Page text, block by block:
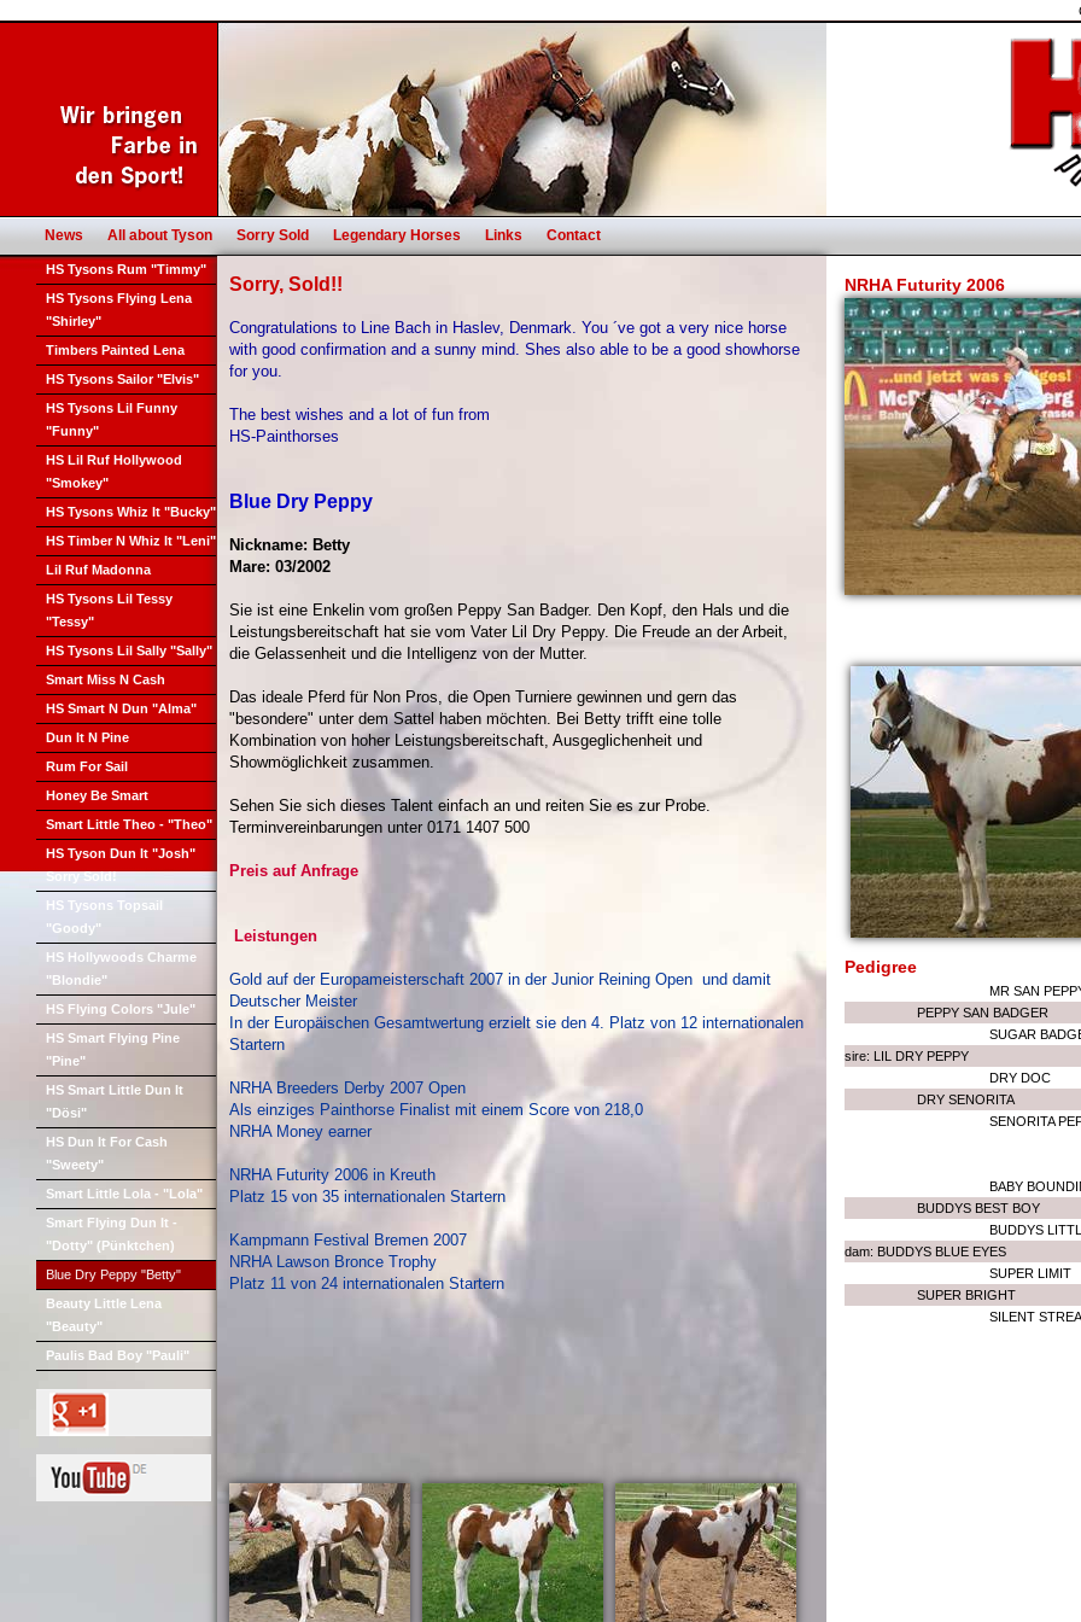
News All about Tyson Sorry Sold Legendary Horses Links Contact
HS Tysons Rum "Timmy"
HS Tysons Flying Lena
"Shirley"
Timbers Painted Lena
HS Tysons Sailor "Elvis"
HS Tysons Lil Funny
"Funny"
HS Lil Ruf Hollywood
"Smokey"
HS Tysons Whiz It "Bucky"
HS Timber N Whiz It "Leni"
Lil Ruf Madonna
HS Tysons Lil Tessy
"Tessy"
HS Tysons Lil Sally "Sally"
Smart Miss N Cash
HS Smart N Dun "Alma"
Dun It N Pine
Rum For Sail
Honey Be Smart
Smart Little Theo - "Theo"
HS Tyson Dun It "Josh"
Sorry Sold!
HS Tysons Topsail
"Goody"
HS Hollywoods Charme
"Blondie"
HS Flying Colors "Jule"
HS Smart Flying Pine
"Pine"
HS Smart Little Dun It
"Dösi"
HS Dun It For Cash
"Sweety"
Smart Little Lola - "Lola"
Smart Flying Dun It -
"Dotty" (Pünktchen)
Blue Dry Peppy "Betty"
Beauty Little Lena
"Beauty"
Paulis Bad Boy "Pauli"
Sorry, Sold!!
Congratulations to Line Bach in Haslev, Denmark. You ´ve got a very nice horse
with good confirmation and a sunny mind. Shes also able to be a good showhorse
for you.
The best wishes and a lot of fun from
HS-Painthorses
Blue Dry Peppy
Nickname: Betty
Mare: 03/2002
Sie ist eine Enkelin vom großen Peppy San Badger. Den Kopf, den Hals und die
Leistungsbereitschaft hat sie vom Vater Lil Dry Peppy. Die Freude an der Arbeit,
die Gelassenheit und die Intelligenz von der Mutter.
Das ideale Pferd für Non Pros, die Open Turniere gewinnen und gern das
"besondere" unter dem Sattel haben möchten. Bei Betty trifft eine tolle
Kombination von hoher Leistungsbereitschaft, Ausgeglichenheit und
Showmöglichkeit zusammen.
Sehen Sie sich dieses Talent einfach an und reiten Sie es zur Probe.
Terminvereinbarungen unter 0171 1407 500
Preis auf Anfrage
Leistungen
Gold auf der Europameisterschaft 2007 in der Junior Reining Open und damit
Deutscher Meister
In der Europäischen Gesamtwertung erzielt sie den 4. Platz von 12 internationalen
Startern
NRHA Breeders Derby 2007 Open
Als einziges Painthorse Finalist mit einem Score von 218,0
NRHA Money earner
NRHA Futurity 2006 in Kreuth
Platz 15 von 35 internationalen Startern
Kampmann Festival Bremen 2007
NRHA Lawson Bronce Trophy
Platz 11 von 24 internationalen Startern
NRHA Futurity 2006
Pedigree
MR SAN
PEPPY SAN BADGER
SUGAR
sire: LIL DRY PEPPY
DRY DOC
DRY SENORITA
SENORITA
BABY
BUDDYS BEST BOY
BUDDYS
dam: BUDDYS BLUE EYES
SUPER LIMIT
SUPER BRIGHT
SILENT